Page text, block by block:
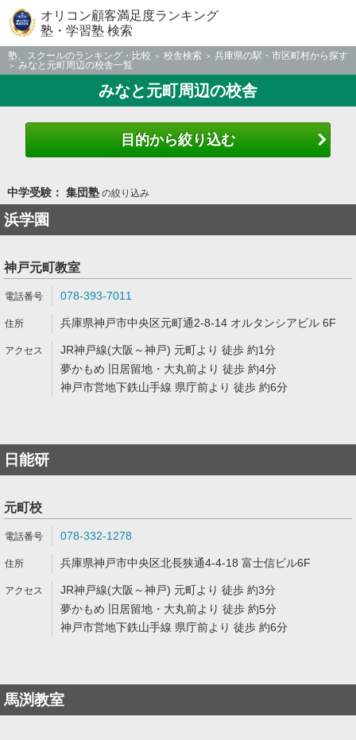
オリコン顧客満足度ランキング
塾・学習塾 検索
塾、スクールのランキング・比較 校舎検索
兵庫県の駅・市区町村から探す
みなと元町周辺の校舎一覧
みなと元町周辺の校舎
目的から絞り込む
中学受験： 集団塾の絞り込み
浜学園
神戸元町教室
078-393-7011
兵庫県神戸市中央区元町通2-8-14 オルタンシアビル 6F
JR神戸線(大阪～神戸) 元町より 徒歩 約1分
夢かもめ 旧居留地・大丸前より 徒歩 約4分
神戸市営地下鉄山手線 県庁前より 徒歩 約6分
日能研
元町校
078-332-1278
兵庫県神戸市中央区北長狭通4-4-18 富士信ビル6F
JR神戸線(大阪～神戸) 元町より 徒歩 約3分
夢かもめ 旧居留地・大丸前より 徒歩 約5分
神戸市営地下鉄山手線 県庁前より 徒歩 約6分
馬渕教室